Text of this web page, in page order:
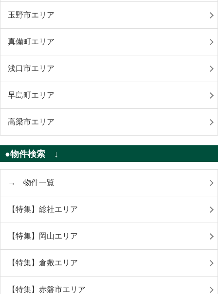
玉野市エリア
真備町エリア
浅口市エリア
早島町エリア
高梁市エリア
●物件検索 ↓
→ 物件一覧
【特集】総社エリア
【特集】岡山エリア
【特集】倉敷エリア
【特集】赤磐市エリア